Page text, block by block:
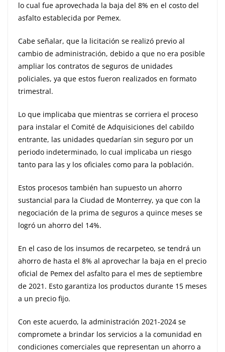
lo cual fue aprovechada la baja del 8% en el costo del
asfalto establecida por Pemex.
Cabe señalar, que la licitación se realizó previo al
cambio de administración, debido a que no era posible
ampliar los contratos de seguros de unidades
policiales, ya que estos fueron realizados en formato
trimestral.
Lo que implicaba que mientras se corriera el proceso
para instalar el Comité de Adquisiciones del cabildo
entrante, las unidades quedarían sin seguro por un
periodo indeterminado, lo cual implicaba un riesgo
tanto para las y los oficiales como para la población.
Estos procesos también han supuesto un ahorro
sustancial para la Ciudad de Monterrey, ya que con la
negociación de la prima de seguros a quince meses se
logró un ahorro del 14%.
En el caso de los insumos de recarpeteo, se tendrá un
ahorro de hasta el 8% al aprovechar la baja en el precio
oficial de Pemex del asfalto para el mes de septiembre
de 2021. Esto garantiza los productos durante 15 meses
a un precio fijo.
Con este acuerdo, la administración 2021-2024 se
compromete a brindar los servicios a la comunidad en
condiciones comerciales que representan un ahorro a